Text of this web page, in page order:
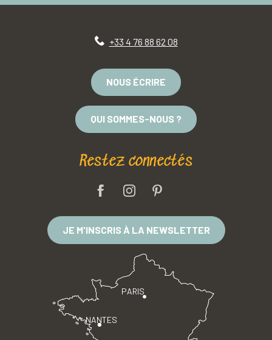
+33 4 76 88 62 08
NOUS ÉCRIRE
QUI SOMMES-NOUS ?
Restez connectés
JE M'INSCRIS À LA NEWSLETTER
PARIS
NANTES